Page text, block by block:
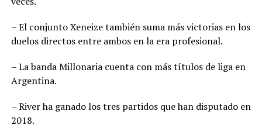
– El conjunto Xeneize también suma más victorias en los
duelos directos entre ambos en la era profesional.
– La banda Millonaria cuenta con más títulos de liga en
Argentina.
– River ha ganado los tres partidos que han disputado en
2018.